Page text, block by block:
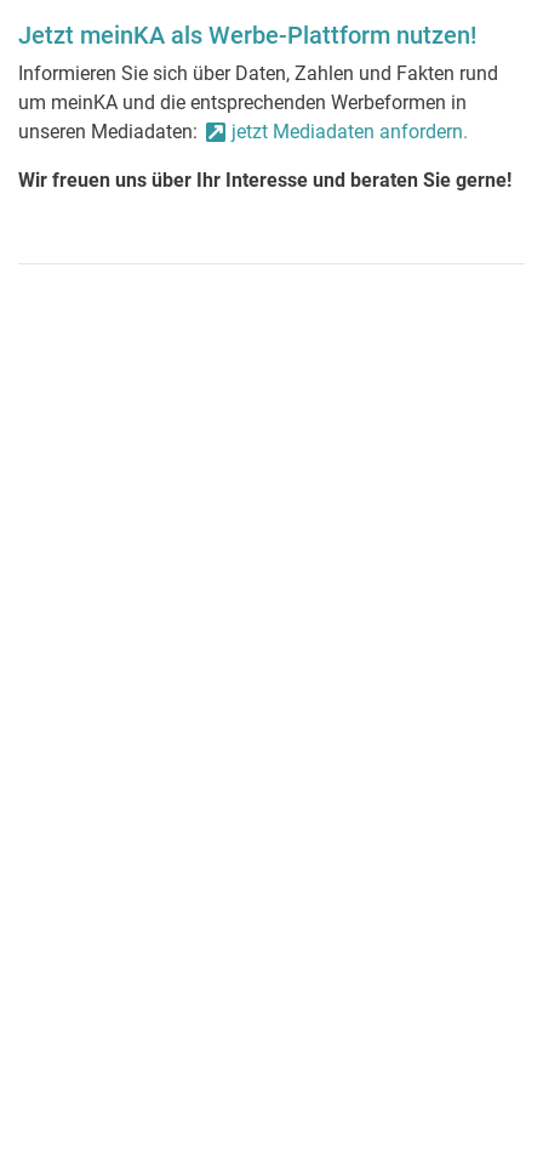
Jetzt meinKA als Werbe-Plattform nutzen!
Informieren Sie sich über Daten, Zahlen und Fakten rund
um meinKA und die entsprechenden Werbeformen in
unseren Mediadaten:
jetzt Mediadaten anfordern.
Wir freuen uns über Ihr Interesse und beraten Sie gerne!